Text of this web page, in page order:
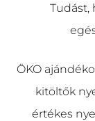
Tudást,
ÖKO
kitöltők
értékes